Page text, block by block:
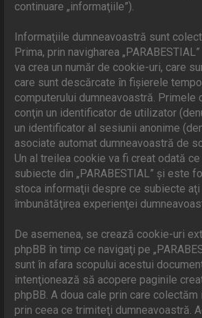
continuare „informaţiile”).
Informaţiile dumneavoastră sunt
Prima, prin navigharea
va crea un număr de cookie-uri, care
care sunt descărcate în fişierele
computerului dumneavoastră. Primele
conţin un identificator de utilizator
un identificator al sesiunii anonime
asociate automat dumneavoastră de
Un al treilea cookie va fi creat odată
subiecte din „PARABESTIAL” şi este
stoca informaţii despre ce subiecte aţi
îmbunătăţirea experienţei
De asemenea, se crează cookie-uri
phpBB în timp ce navigaţi pe
sunt în afara scopului acestui
intenţionează să acopere paginile
phpBB. A doua cale prin care
prin ceea ce trimiteţi dumneavoastră.